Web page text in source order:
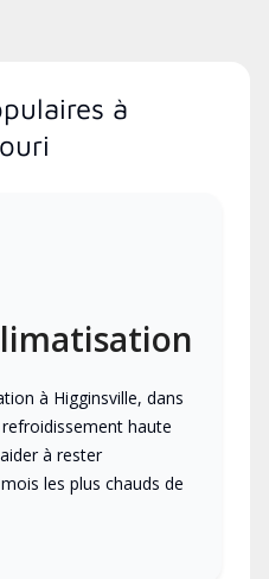
à
à Higginsville, dans
haute
à rester
les plus chauds de